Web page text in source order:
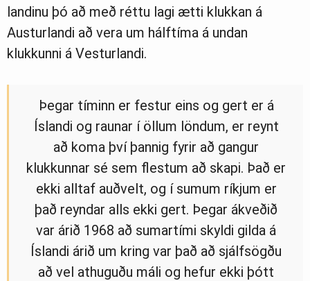
landinu þó að með réttu lagi ætti klukkan á
Austurlandi að vera um hálftíma á undan
klukkunni á Vesturlandi.
Þegar tíminn er festur eins og gert er á
Íslandi og raunar í öllum löndum, er reynt
að koma því þannig fyrir að gangur
klukkunnar sé sem flestum að skapi. Það er
ekki alltaf auðvelt, og í sumum ríkjum er
það reyndar alls ekki gert. Þegar ákveðið
var árið 1968 að sumartími skyldi gilda á
Íslandi árið um kring var það að sjálfsögðu
að vel athuguðu máli og hefur ekki þótt